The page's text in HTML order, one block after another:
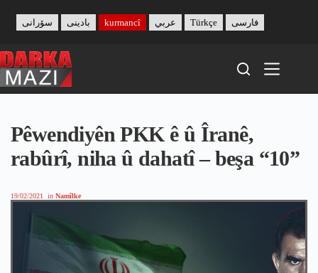
content
بادینی سۆرانی kurmancî عربي Türkçe فارسی
Pêwendiyên PKK ê û Îranê,
rabûrî, niha û dahatî – beşa “10”
19/02/2021 in Namîlke